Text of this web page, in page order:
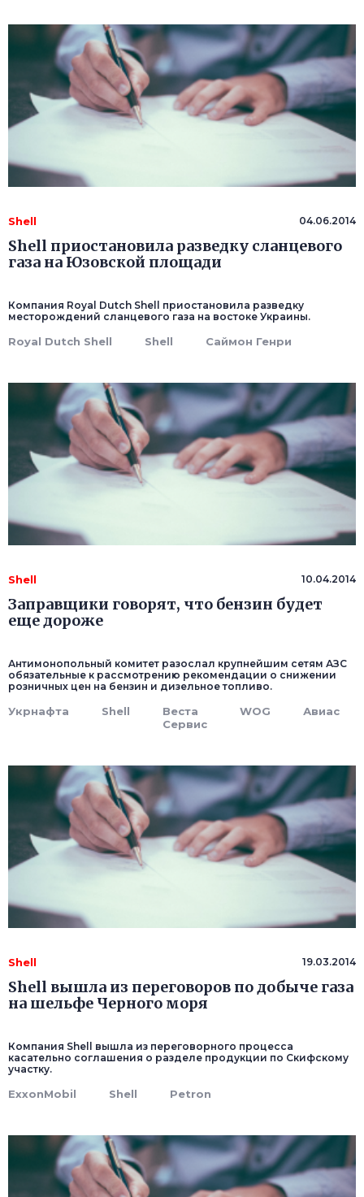
Shell 04.06.2014
Shell приостановила разведку сланцевого
газа на Юзовской площади
Компания Royal Dutch Shell приостановила разведку
месторождений сланцевого газа на востоке Украины.
Royal Dutch Shell Shell Саймон Генри
Shell 10.04.2014
Заправщики говорят, что бензин будет
еще дороже
Антимонопольный комитет разослал крупнейшим сетям АЗС
обязательные к рассмотрению рекомендации о снижении
розничных цен на бензин и дизельное топливо.
Укрнафта Shell
Веста
Сервис
WOG Авиас
Shell 19.03.2014
Shell вышла из переговоров по добыче газа
на шельфе Черного моря
Компания Shell вышла из переговорного процесса
касательно соглашения о разделе продукции по Скифскому
участку.
ExxonMobil Shell Petron